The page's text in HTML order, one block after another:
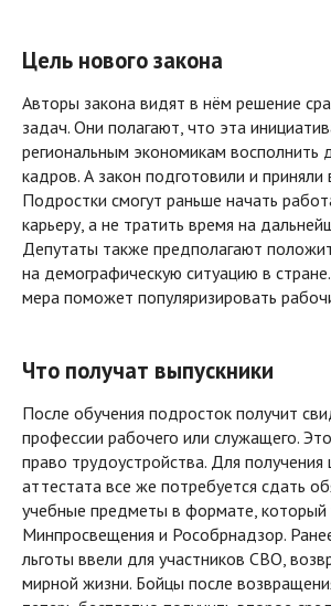
Цель нового закона
Авторы закона видят в нём решение
задач. Они полагают, что эта
региональным экономикам восполнить
кадров. А закон подготовили и приняли
Подростки смогут раньше начать
карьеру, а не тратить время на
Депутаты также предполагают
на демографическую ситуацию в
мера поможет популяризировать
Что получат выпускники
После обучения подросток получит
профессии рабочего или служащего.
право трудоустройства. Для получения
аттестата все же потребуется сдать
учебные предметы в формате, который
Минпросвещения и Рособрнадзор.
льготы ввели для участников СВО,
мирной жизни. Бойцы после